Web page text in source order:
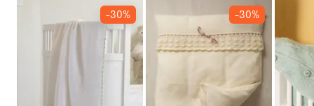
-30% -30%